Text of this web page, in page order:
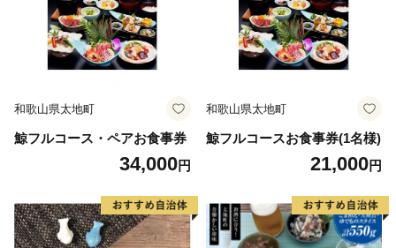
和歌山県太地町
鯨フルコース・ペアお食事券
34,000円
和歌山県太地町
鯨フルコースお食事券(1名様)
21,000円